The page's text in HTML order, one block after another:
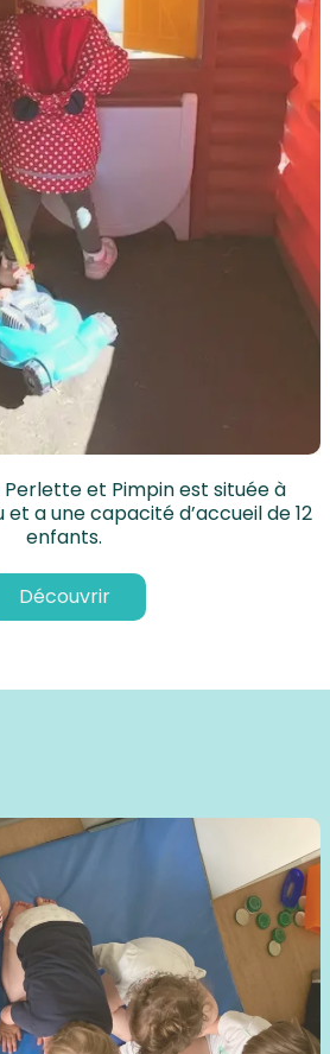
et Pimpin est située à
a une capacité d’accueil de 12
enfants.
Découvrir